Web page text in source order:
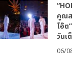
คูณส
โอ๊ต
วันเ
06/